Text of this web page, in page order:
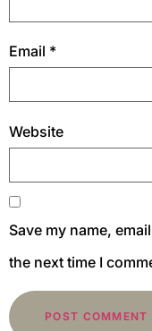
Email *
Website
Save my name,
the next time I